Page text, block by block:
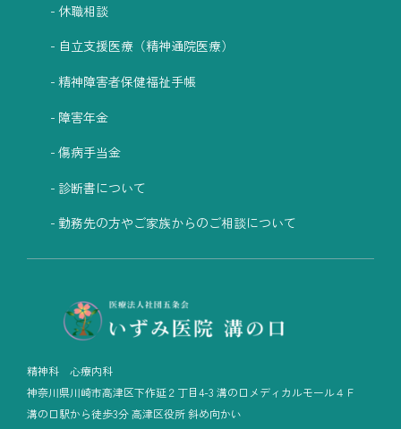
休職相談
自立支援医療（精神通院医療）
精神障害者保健福祉手帳
障害年金
傷病手当金
診断書について
勤務先の方やご家族からのご相談について
精神科 心療内科
神奈川県川崎市高津区下作延２丁目4-3 溝の口メディカルモール４Ｆ
溝の口駅から徒歩3分 高津区役所 斜め向かい